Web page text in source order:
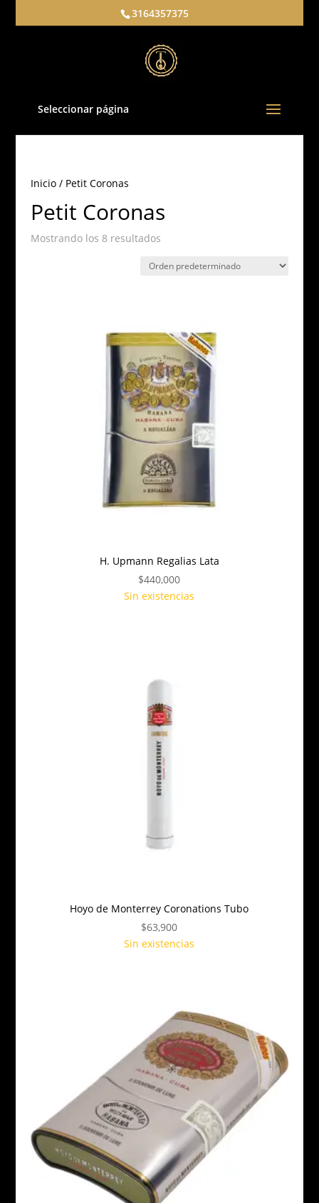
3164357375
Seleccionar página
Inicio/ Petit Coronas
Petit Coronas
Mostrando los 8 resultados
H. Upmann Regalias Lata
$440,000
Sin existencias
Hoyo de Monterrey Coronations Tubo
$63,900
Sin existencias